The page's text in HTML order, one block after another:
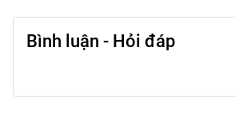
Bình luận - Hỏi đáp